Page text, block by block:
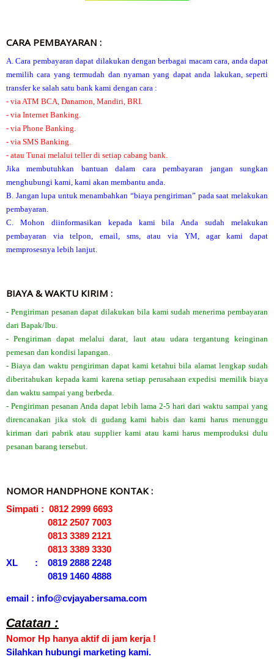
CARA PEMBAYARAN :
A. Cara pembayaran dapat dilakukan dengan berbagai macam cara, anda dapat
memilih cara yang termudah dan nyaman yang dapat anda lakukan, seperti
transfer ke salah satu bank kami dengan cara :
- via ATM BCA, Danamon, Mandiri, BRI.
- via Internet Banking.
- via Phone Banking.
- via SMS Banking.
- atau Tunai melalui teller di setiap cabang bank.
Jika membutuhkan bantuan dalam cara pembayaran jangan sungkan
menghubungi kami, kami akan membantu anda.
B. Jangan lupa untuk menambahkan “biaya pengiriman” pada saat melakukan
pembayaran.
C. Mohon diinformasikan kepada kami bila Anda sudah melakukan
pembayaran via telpon, email, sms, atau via YM, agar kami dapat
memprosesnya lebih lanjut.
BIAYA & WAKTU KIRIM :
- Pengiriman pesanan dapat dilakukan bila kami sudah menerima pembayaran
dari Bapak/Ibu.
- Pengiriman dapat melalui darat, laut atau udara tergantung keinginan
pemesan dan kondisi lapangan.
- Biaya dan waktu pengiriman dapat kami ketahui bila alamat lengkap sudah
diberitahukan kepada kami karena setiap perusahaan expedisi memilik biaya
dan waktu sampai yang berbeda.
- Pengiriman pesanan Anda dapat lebih lama 2-5 hari dari waktu sampai yang
direncanakan jika stok di gudang kami habis dan kami harus menunggu
kiriman dari pabrik atau supplier kami atau kami harus memproduksi dulu
pesanan barang tersebut.
NOMOR HANDPHONE KONTAK :
Simpati : 0812 2999 6693
0812 2507 7003
0813 3389 2121
0813 3389 3330
XL : 0819 2888 2248
0819 1460 4888
email : info@cvjayabersama.com
Catatan :
Nomor Hp hanya aktif di jam kerja !
Silahkan hubungi marketing kami.